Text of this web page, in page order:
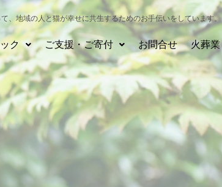
、地域の人と猫が幸せに共生するためのお手伝いをしています。
ク ご支援・ご寄付 お問合せ 火葬業